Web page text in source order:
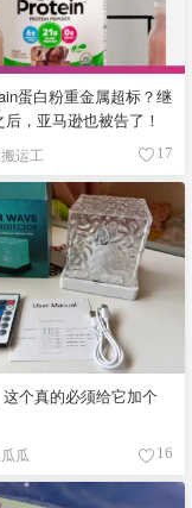
蛋白粉重金属超标？继
，亚马逊也被告了！
运工 17
个真的必须给它加个
瓜 16